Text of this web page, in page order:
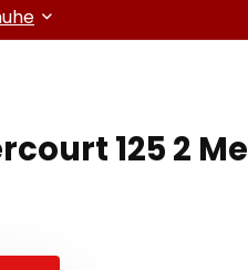
125 2